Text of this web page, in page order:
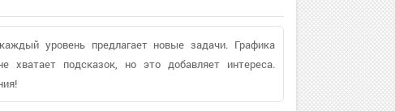
уровень предлагает новые задачи. Графика
хватает подсказок, но это добавляет интереса.